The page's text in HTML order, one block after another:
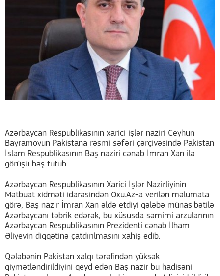
Azərbaycan Respublikasının xarici işlər naziri Ceyhun
Bayramovun Pakistana rəsmi səfəri çərçivəsində Pakistan
İslam Respublikasının Baş naziri cənab İmran Xan ilə
görüşü baş tutub.
Azərbaycan Respublikasının Xarici İşlər Nazirliyinin
Mətbuat xidməti idarəsindən Oxu.Az-a verilən məlumata
görə, Baş nazir İmran Xan əldə etdiyi qələbə münasibətilə
Azərbaycanı təbrik edərək, bu xüsusda səmimi arzularının
Azərbaycan Respublikasının Prezidenti cənab İlham
Əliyevin diqqətinə çatdırılmasını xahiş edib.
Qələbənin Pakistan xalqı tərəfindən yüksək
qiymətləndirildiyini qeyd edən Baş nazir bu hadisəni